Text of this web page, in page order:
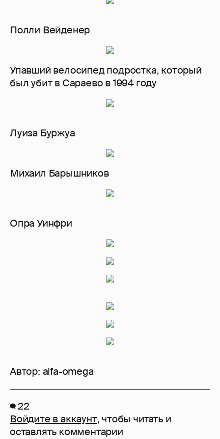
Полли Вейденер
Упавший велосипед подростка, который
был убит в Сараево в 1994 году
Луиза Буржуа
Михаил Барышников
Опра Уинфри
Автор: alfa-omega
22
Войдите в аккаунт, чтобы читать и
оставлять комментарии